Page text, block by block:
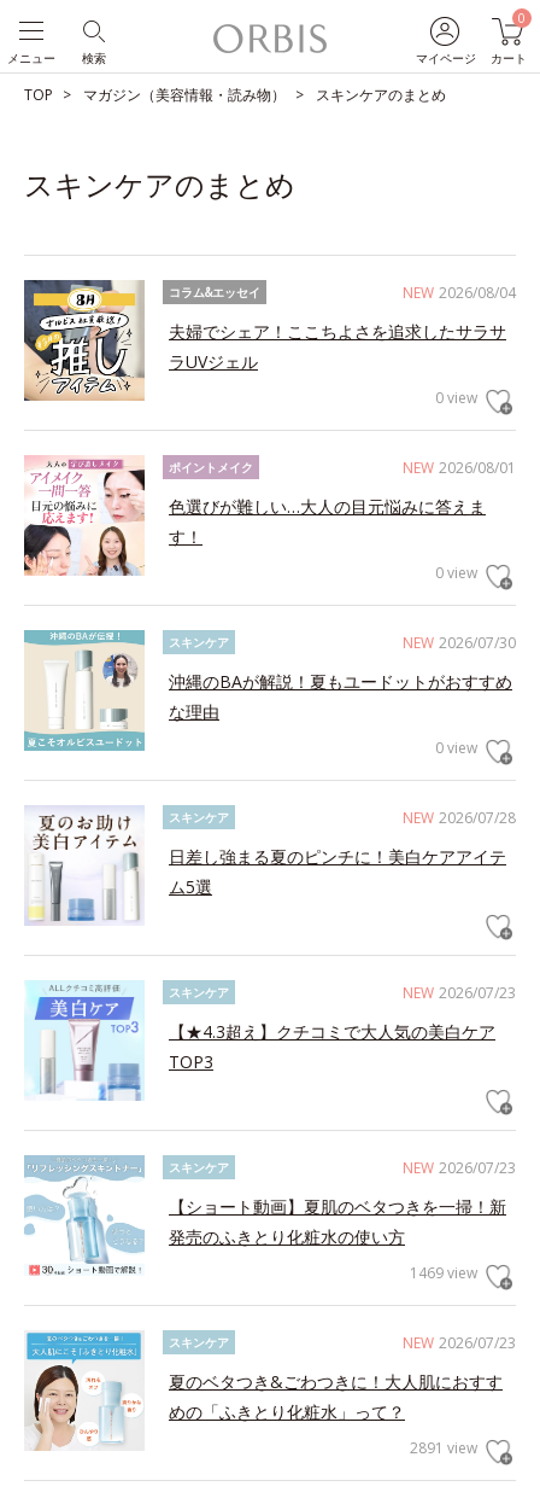
マイページ
0
カート
検索
メニュー
TOP マガジン（美容情報・読み物） スキンケアのまとめ
スキンケアのまとめ
NEW 2026/08/04
コラム&エッセイ
夫婦でシェア！ここちよさを追求したサラサ
ラUVジェル
0 view
NEW 2026/08/01
ポイントメイク
色選びが難しい…大人の目元悩みに答えま
す！
0 view
NEW 2026/07/30
スキンケア
沖縄のBAが解説！夏もユードットがおすすめ
な理由
0 view
NEW 2026/07/28
スキンケア
日差し強まる夏のピンチに！美白ケアアイテ
ム5選
NEW 2026/07/23
スキンケア
【★4.3超え】クチコミで大人気の美白ケア
TOP3
NEW 2026/07/23
スキンケア
【ショート動画】夏肌のベタつきを一掃！新
発売のふきとり化粧水の使い方
1469 view
NEW 2026/07/23
スキンケア
夏のベタつき&ごわつきに！大人肌におすす
めの「ふきとり化粧水」って？
2891 view